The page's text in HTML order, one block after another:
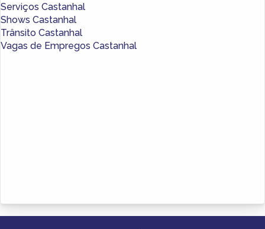
Serviços Castanhal
Shows Castanhal
Trânsito Castanhal
Vagas de Empregos Castanhal